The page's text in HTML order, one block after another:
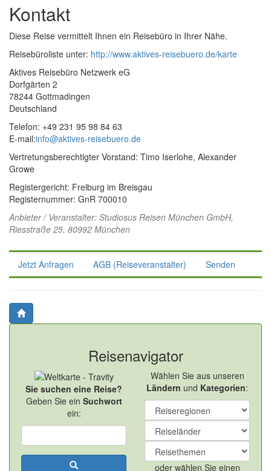
Kontakt
Diese Reise vermittelt Ihnen ein Reisebüro in Ihrer Nähe.
Reisebüroliste unter: http://www.aktives-reisebuero.de/karte
Aktives Reisebüro Netzwerk eG
Dorfgärten 2
78244 Gottmadingen
Deutschland
Telefon: +49 231 95 98 84 63
E-mail:info@aktives-reisebuero.de
Vertretungsberechtigter Vorstand: Timo Iserlohe, Alexander
Growe
Registergericht: Freiburg im Breisgau
Registernummer: GnR 700010
Anbieter / Veranstalter: Studiosus Reisen München GmbH,
Riesstraße 25, 80992 München
Jetzt Anfragen AGB (Reiseveranstalter) Senden
Reisenavigator
Sie suchen eine Reise?
Geben Sie ein Suchwort
ein:
Wählen Sie aus unseren
Ländern und Kategorien:
oder wählen Sie einen